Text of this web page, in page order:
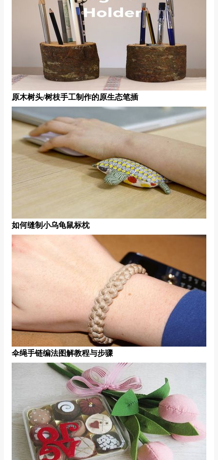
原木树头/树枝手工制作的原生态笔插
如何缝制小乌龟鼠标枕
伞绳手链编法图解教程与步骤